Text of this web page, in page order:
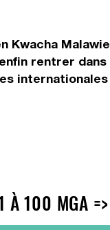
Kwacha
rentrer
À 100 MGA